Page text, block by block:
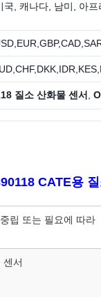
국, 캐나다, 남미, 아프
질소 산화물 센서
CATE용
립 또는 필요에 따라
센서